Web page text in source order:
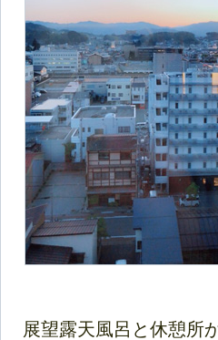
展望露天風呂と休憩所